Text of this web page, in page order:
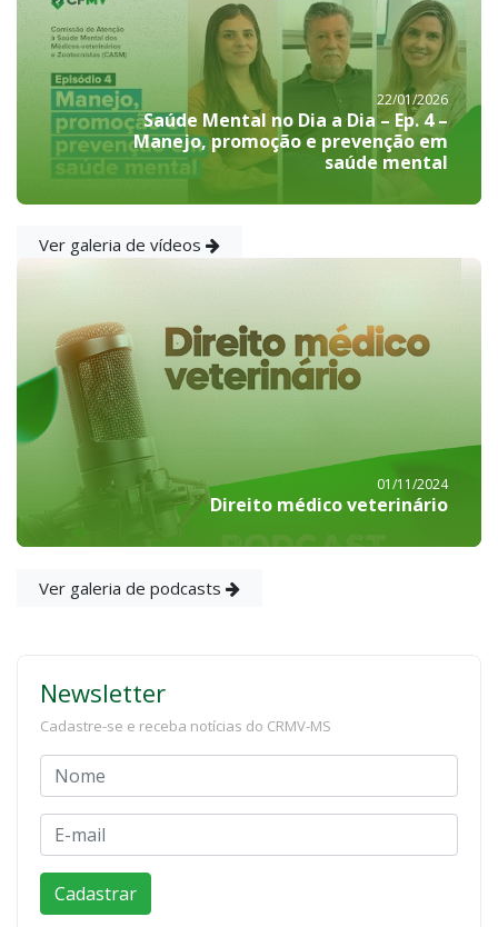
22/01/2026
Saúde Mental no Dia a Dia – Ep. 4 –
Manejo, promoção e prevenção em
saúde mental
Ver galeria de vídeos
01/11/2024
Direito médico veterinário
Ver galeria de podcasts
Newsletter
Cadastre-se e receba notícias do CRMV-MS